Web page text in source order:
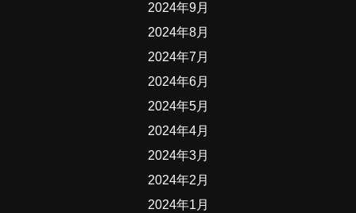
2024年9月
2024年8月
2024年7月
2024年6月
2024年5月
2024年4月
2024年3月
2024年2月
2024年1月